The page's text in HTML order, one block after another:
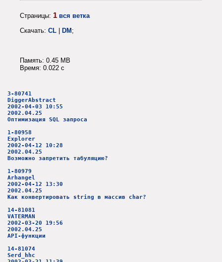
Страницы: 1 вся ветка
Скачать: CL | DM;
Память: 0.45 MB
Время: 0.022 c
3-80741
DiggerAbstract
2002-04-03 10:55
2002.04.25
Оптимизация SQL запроса
1-80958
Explorer
2002-04-12 10:28
2002.04.25
Возможно запретить табуляцию?
1-80979
Arhangel
2002-04-12 13:30
2002.04.25
Как конвертировать string в массив char?
14-81081
VATERMAN
2002-03-20 19:56
2002.04.25
АРI-функции
14-81074
Serd_hhc